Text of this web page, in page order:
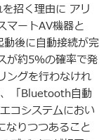
招く理由に アリ
マートAV機器と
後に自動接続が完
が約5％の確率で発
ングを行わなけれ
「Bluetooth自動
コシステムにおい
なりつつあること